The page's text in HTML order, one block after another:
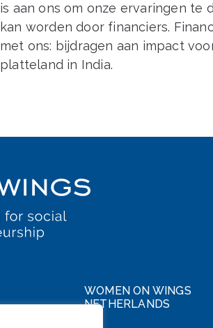
is aan ons om onze ervaringen te
kan worden door financiers.
met ons: bijdragen aan impact
platteland in India.
WOMEN ON WINGS
NETHERLANDS